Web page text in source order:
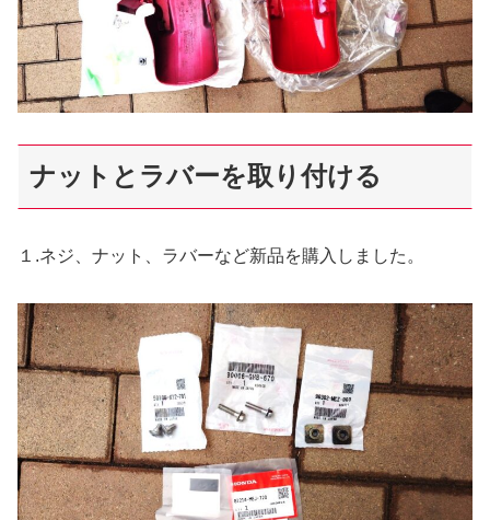
ナットとラバーを取り付ける
１.ネジ、ナット、ラバーなど新品を購入しました。